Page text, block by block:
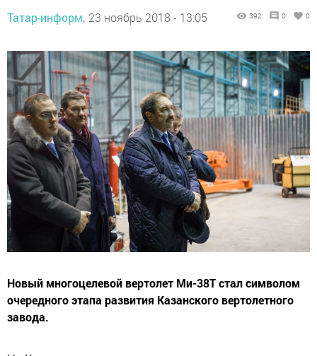
Татар-информ, 23 ноябрь 2018 - 13:05 392 0 0
Новый многоцелевой вертолет Ми-38Т стал символом
очередного этапа развития Казанского вертолетного
завода.